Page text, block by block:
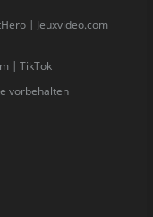
Jeuxvideo.com
TikTok
vorbehalten